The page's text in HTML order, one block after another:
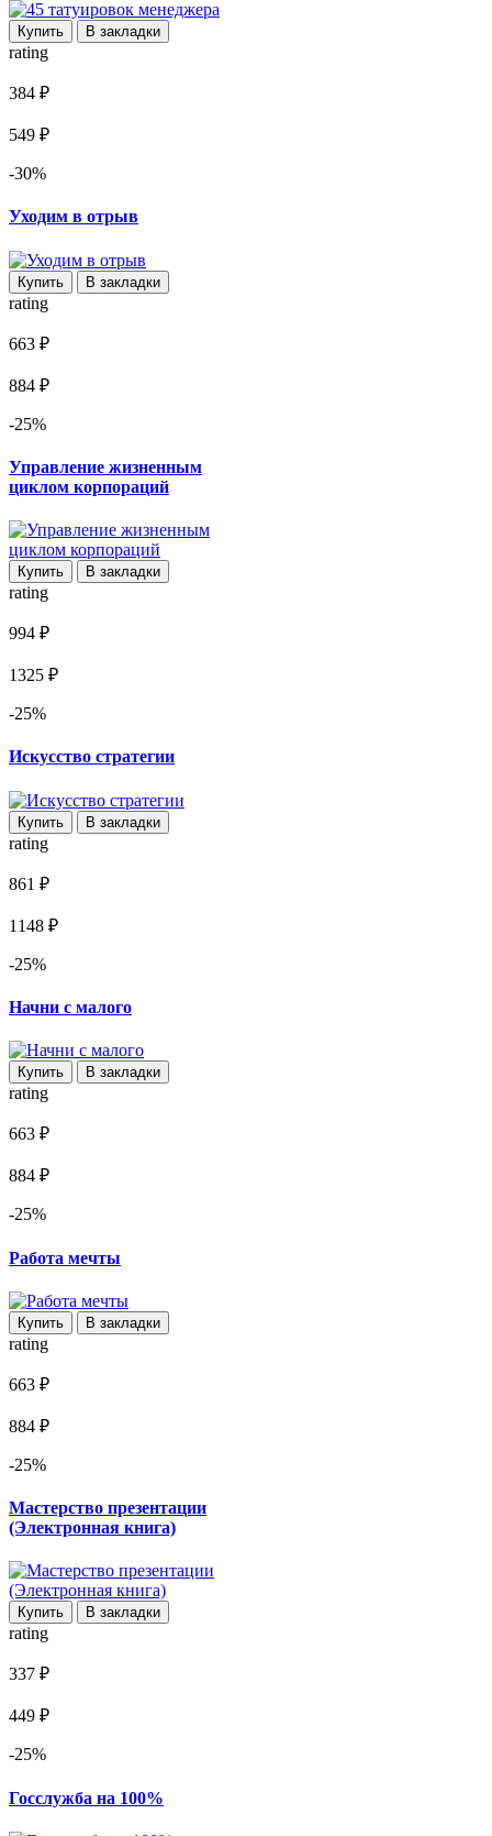
Купить В закладки
rating
384 ₽
549 ₽
-30%
Уходим в отрыв
Купить В закладки
rating
663 ₽
884 ₽
-25%
Управление жизненным
циклом корпораций
Купить В закладки
rating
994 ₽
1325 ₽
-25%
Искусство стратегии
Купить В закладки
rating
861 ₽
1148 ₽
-25%
Начни с малого
Купить В закладки
rating
663 ₽
884 ₽
-25%
Работа мечты
Купить В закладки
rating
663 ₽
884 ₽
-25%
Мастерство презентации
(Электронная книга)
Купить В закладки
rating
337 ₽
449 ₽
-25%
Госслужба на 100%